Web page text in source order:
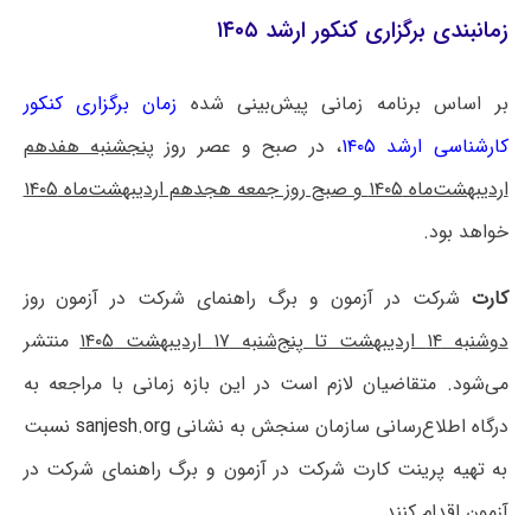
زمانبندی برگزاری کنکور ارشد ۱۴۰۵
بر اساس برنامه زمانی پیش‌بینی شده زمان برگزاری کنکور
کارشناسی ارشد ۱۴۰۵
، در صبح و عصر روز پنجشنبه هفدهم
اردیبهشت‌ماه ۱۴۰۵ و صبح روز جمعه هجدهم اردیبهشت‌ماه ۱۴۰۵
خواهد بود.
کارت شرکت در آزمون و برگ راهنمای شرکت در آزمون روز
دوشنبه ۱۴ اردیبهشت تا پنج‌شنبه ۱۷ اردیبهشت ۱۴۰۵
منتشر
می‌شود. متقاضیان لازم است در این بازه زمانی با مراجعه به
درگاه اطلاع‌رسانی سازمان سنجش به نشانیsanjesh.org نسبت
به تهیه پرینت کارت شرکت در آزمون و برگ راهنمای شرکت در